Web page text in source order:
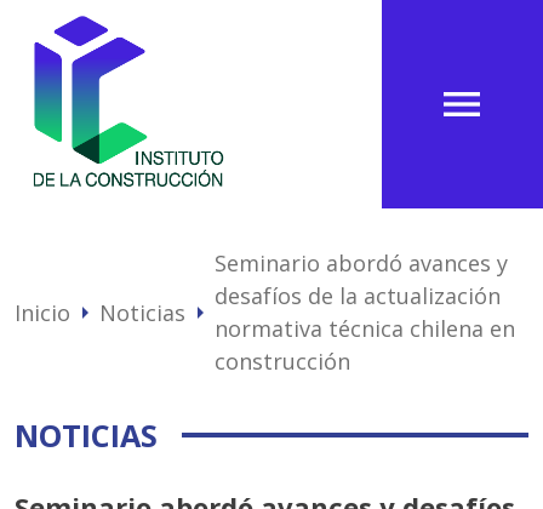
menu
Inicio arrow_right Noticias arrow_right
Seminario abordó avances y
desafíos de la actualización
normativa técnica chilena en
construcción
NOTICIAS